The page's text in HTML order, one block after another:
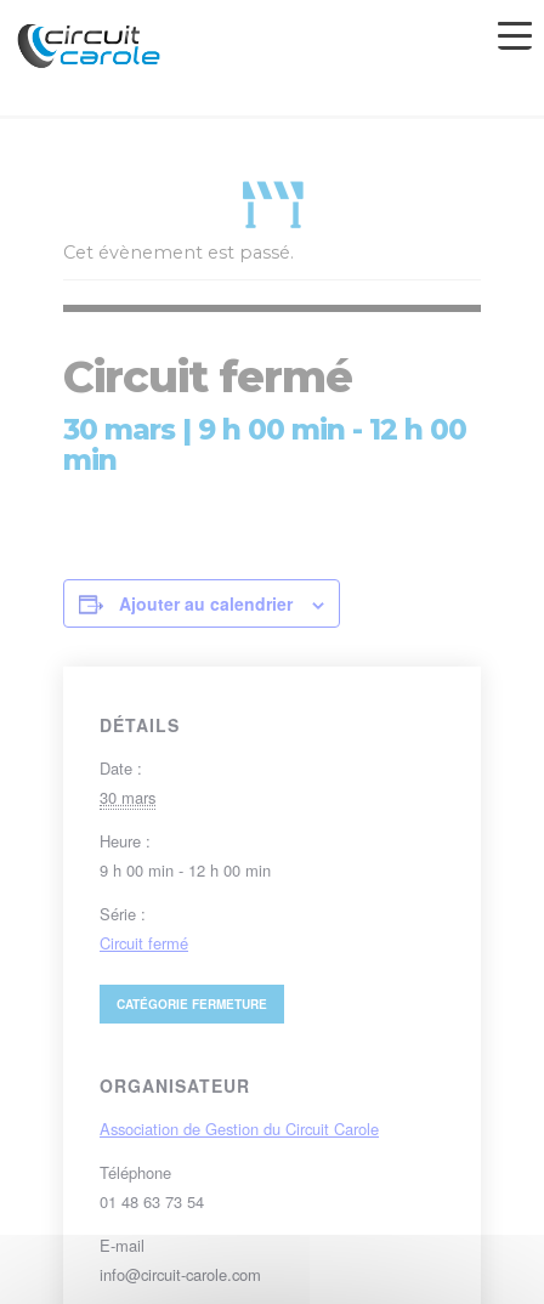
Cet évènement est passé.
Circuit fermé
30 mars | 9 h 00 min - 12 h 00
min
Ajouter au calendrier
DÉTAILS
Date :
30 mars
Heure :
9 h 00 min - 12 h 00 min
Série :
Circuit fermé
CATÉGORIEFERMETURE
ORGANISATEUR
Association de Gestion du Circuit Carole
Téléphone
01 48 63 73 54
E-mail
info@circuit-carole.com